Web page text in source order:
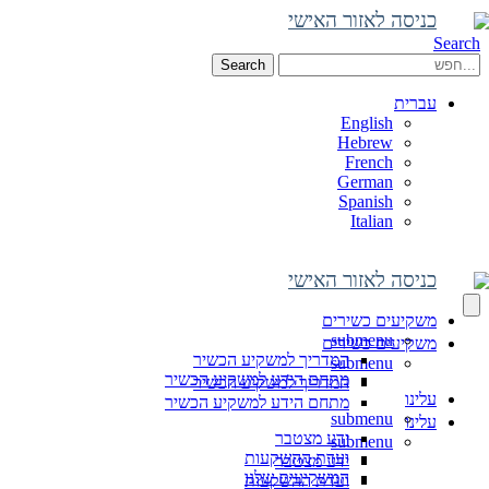
כניסה לאזור האישי
Search
Search
עברית
English
Hebrew
French
German
Spanish
Italian
כניסה לאזור האישי
משקיעים כשירים
submenu
המדריך למשקיע הכשיר
מתחם הידע למשקיע הכשיר
עלינו
submenu
ידע מצטבר
ועדת ההשקעות
המשקיעים שלנו
משקיעים כשירים
submenu
המדריך למשקיע הכשיר
מתחם הידע למשקיע הכשיר
עלינו
submenu
ידע מצטבר
ועדת ההשקעות